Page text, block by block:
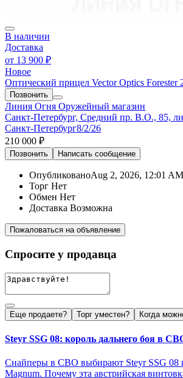
В наличии
Доставка
от 13 900 ₽
Новое
Оптический прицел Vector Optics Forester
Позвонить
Линия Огня Оружейный магазин
Санкт-Петербург, Средний пр. В.О., 85,
Санкт-Петербург8/2/26
210 000 ₽
Позвонить Написать сообщение
ОпубликованоAug 2, 2026, 12:01 AM
Торг Нет
Обмен Нет
Доставка Возможна
Пожаловаться на объявление
Спросите у продавца
Еще продаете? Торг уместен? Когда
Steyr SSG 08: король дальнего боя в
Снайперы в СВО выбирают Steyr SSG 08
Magnum. Почему эта австрийская